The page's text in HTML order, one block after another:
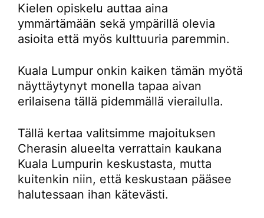
Kielen opiskelu auttaa aina
ymmärtämään sekä ympärillä olevia
asioita että myös kulttuuria paremmin.
Kuala Lumpur onkin kaiken tämän myötä
näyttäytynyt monella tapaa aivan
erilaisena tällä pidemmällä vierailulla.
Tällä kertaa valitsimme majoituksen
Cherasin alueelta verrattain kaukana
Kuala Lumpurin keskustasta, mutta
kuitenkin niin, että keskustaan pääsee
halutessaan ihan kätevästi.